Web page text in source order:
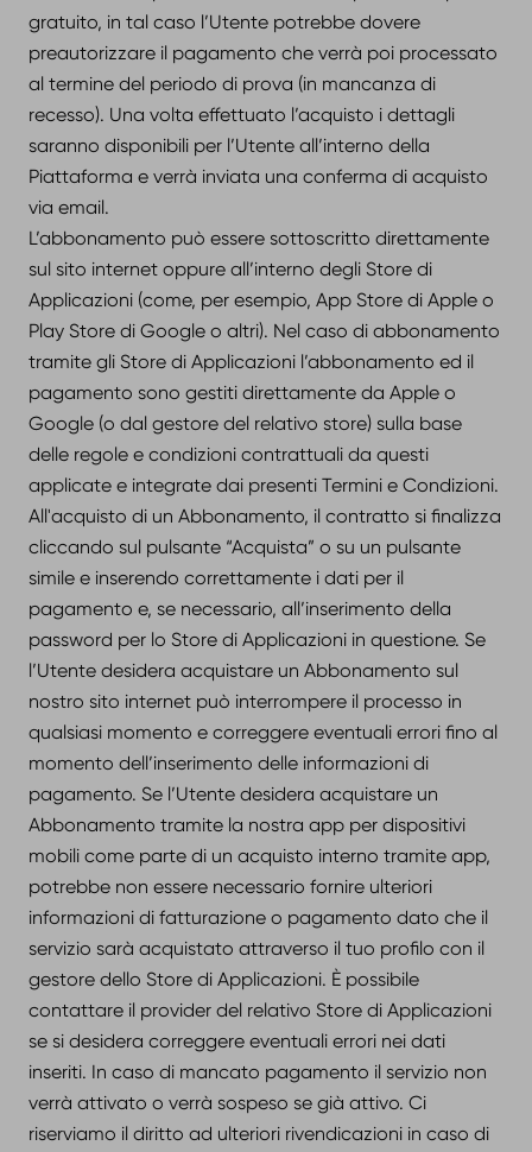
gratuito, in tal caso l’Utente potrebbe dovere
preautorizzare il pagamento che verrà poi processato
al termine del periodo di prova (in mancanza di
recesso). Una volta effettuato l’acquisto i dettagli
saranno disponibili per l’Utente all’interno della
Piattaforma e verrà inviata una conferma di acquisto
via email.
L’abbonamento può essere sottoscritto direttamente
sul sito internet oppure all’interno degli Store di
Applicazioni (come, per esempio, App Store di Apple o
Play Store di Google o altri). Nel caso di abbonamento
tramite gli Store di Applicazioni l’abbonamento ed il
pagamento sono gestiti direttamente da Apple o
Google (o dal gestore del relativo store) sulla base
delle regole e condizioni contrattuali da questi
applicate e integrate dai presenti Termini e Condizioni.
All'acquisto di un Abbonamento, il contratto si finalizza
cliccando sul pulsante “Acquista” o su un pulsante
simile e inserendo correttamente i dati per il
pagamento e, se necessario, all’inserimento della
password per lo Store di Applicazioni in questione. Se
l’Utente desidera acquistare un Abbonamento sul
nostro sito internet può interrompere il processo in
qualsiasi momento e correggere eventuali errori fino al
momento dell’inserimento delle informazioni di
pagamento. Se l’Utente desidera acquistare un
Abbonamento tramite la nostra app per dispositivi
mobili come parte di un acquisto interno tramite app,
potrebbe non essere necessario fornire ulteriori
informazioni di fatturazione o pagamento dato che il
servizio sarà acquistato attraverso il tuo profilo con il
gestore dello Store di Applicazioni. È possibile
contattare il provider del relativo Store di Applicazioni
se si desidera correggere eventuali errori nei dati
inseriti. In caso di mancato pagamento il servizio non
verrà attivato o verrà sospeso se già attivo. Ci
riserviamo il diritto ad ulteriori rivendicazioni in caso di